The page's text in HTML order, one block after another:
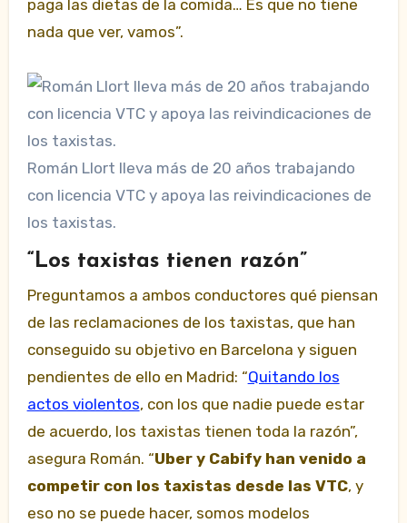
paga las dietas de la comida… Es que no tiene
nada que ver, vamos”.
Román Llort lleva más de 20 años trabajando
con licencia VTC y apoya las reivindicaciones de
los taxistas.
“Los taxistas tienen razón”
Preguntamos a ambos conductores qué piensan
de las reclamaciones de los taxistas, que han
conseguido su objetivo en Barcelona y siguen
pendientes de ello en Madrid: “Quitando los
actos violentos, con los que nadie puede estar
de acuerdo, los taxistas tienen toda la razón”,
asegura Román. “Uber y Cabify han venido a
competir con los taxistas desde las VTC, y
eso no se puede hacer, somos modelos